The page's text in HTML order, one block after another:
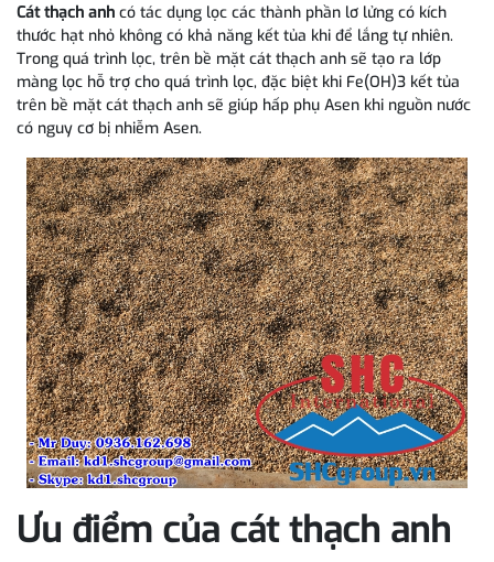
Cát thạch anh có tác dụng lọc các thành phần lơ lửng có kích
thước hạt nhỏ không có khả năng kết tủa khi để lắng tự nhiên.
Trong quá trình lọc, trên bề mặt cát thạch anh sẽ tạo ra lớp
màng lọc hỗ trợ cho quá trình lọc, đặc biệt khi Fe(OH)3 kết tủa
trên bề mặt cát thạch anh sẽ giúp hấp phụ Asen khi nguồn nước
có nguy cơ bị nhiễm Asen.
Ưu điểm của cát thạch anh